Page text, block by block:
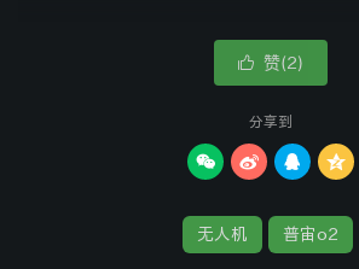
文末分享安卓端GDU_O2手机控
已经过安全软件检测无毒，请您放心下
 赞(2)
分享到
   
无人机 普宙o2